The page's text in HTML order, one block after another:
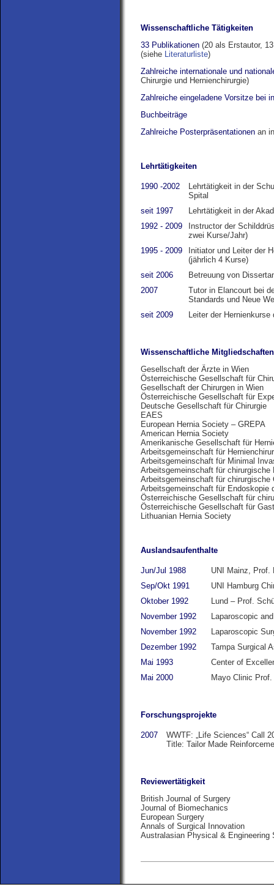
Wissenschaftliche Tätigkeiten
33 Publikationen (20 als Erstautor,
(siehe
Literaturliste)
Zahlreiche internationale und
Chirurgie und Hernienchirurgie)
Zahlreiche eingeladene Vorsitze bei
Buchbeiträge
Zahlreiche Posterpräsentationen an
Lehrtätigkeiten
1990 -2002
Lehrtätigkeit in der
Spital
seit 1997
Lehrtätigkeit in der
1992 - 2009
Instructor der
zwei Kurse/Jahr)
1995 - 2009
Initiator und Leiter der
(jährlich 4 Kurse)
seit 2006
Betreuung von
2007
Tutor in Elancourt bei
Standards und Neue
seit 2009
Leiter der
Wissenschaftliche Mitgliedschaften
Gesellschaft der Ärzte in Wien
Österreichische Gesellschaft für
Gesellschaft der Chirurgen in Wien
Österreichische Gesellschaft für
Deutsche Gesellschaft für Chirurgie
EAES
European Hernia Society – GREPA
American Hernia Society
Amerikanische Gesellschaft für
Arbeitsgemeinschaft für
Arbeitsgemeinschaft für Minimal
Arbeitsgemeinschaft für
Arbeitsgemeinschaft für
Arbeitsgemeinschaft für Endoskopie
Österreichische Gesellschaft für
Österreichische Gesellschaft für
Lithuanian Hernia Society
Auslandsaufenthalte
Jun/Jul 1988
UNI Mainz, Prof.
Sep/Okt 1991
UNI Hamburg
Oktober 1992
Lund – Prof.
November 1992
Laparoscopic
November 1992
Laparoscopic
Dezember 1992
Tampa Surgical
Mai 1993
Center of
Mai 2000
Mayo Clinic
Forschungsprojekte
2007
WWTF: „Life Sciences“ Call
Title: Tailor Made
Reviewertätigkeit
British Journal of Surgery
Journal of Biomechanics
European Surgery
Annals of Surgical Innovation
Australasian Physical & Engineering